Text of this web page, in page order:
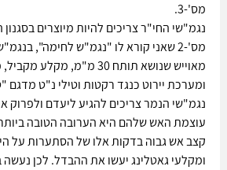
מס'-3.
נגמ"שי החי"ר צריכים להיות מיוצרים
מס'-2 שאני קורא לו "נגמ"ש לחימה",
ומערכת יירוט כנגד רקטות וטילי נ"ט מדגם
נגמ"שי הנמר צריכים להגיע ליעדם ולפרוק
עוצמת האש שלהם היא הערובה הטובה
קצב אש גבוה בדקות אלו של הסתערות על
ומקלעי גאטלינג יעשו את ההבדל. לכן